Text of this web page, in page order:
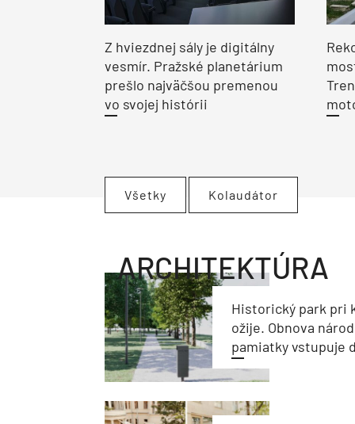
Z hviezdnej sály je digitálny
vesmír. Pražské planetárium
prešlo najväčšou premenou
vo svojej histórii
Všetky Kolaudátor
ARCHITEKTÚRA
Historický park pri
ožije. Obnova
pamiatky vstupuje